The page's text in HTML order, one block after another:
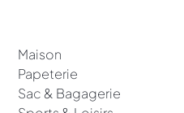
Maison
Papeterie
Sac & Bagagerie